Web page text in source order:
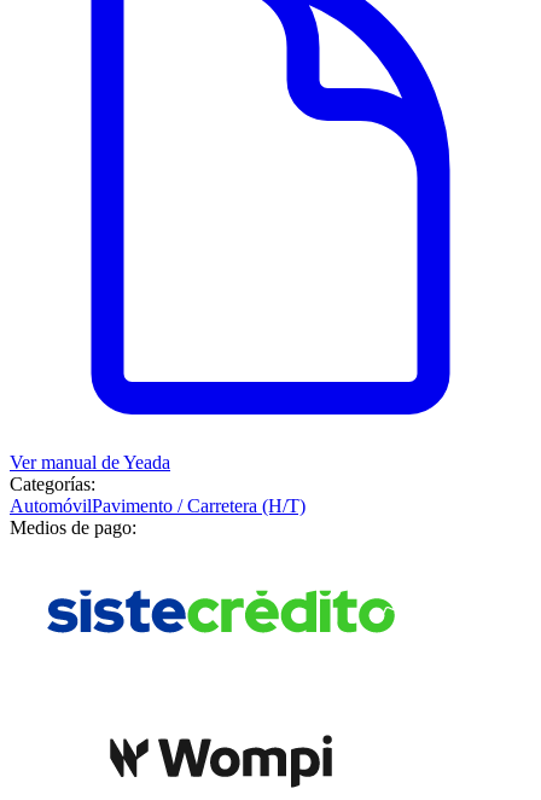
Ver manual deYeada
Categorías:
AutomóvilPavimento / Carretera (H/T)
Medios de pago: